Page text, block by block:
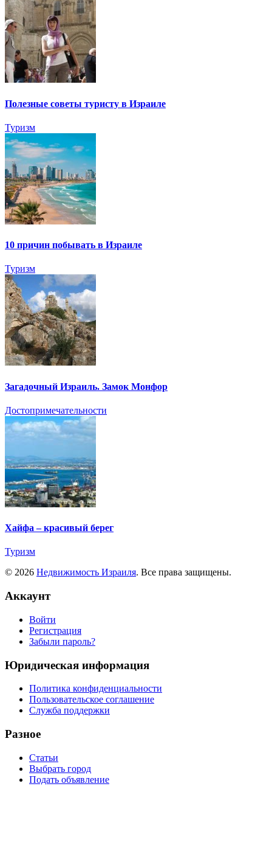
Полезные советы туристу в Израиле
Туризм
10 причин побывать в Израиле
Туризм
Загадочный Израиль. Замок Монфор
Достопримечательности
Хайфа – красивый берег
Туризм
© 2026 Недвижимость Израиля. Все права защищены.
Аккаунт
Войти
Регистрация
Забыли пароль?
Юридическая информация
Политика конфиденциальности
Пользовательское соглашение
Служба поддержки
Разное
Статьи
Выбрать город
Подать объявление